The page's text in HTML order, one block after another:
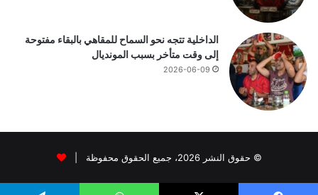
الداخلية تتجه نحو السماح للمقاهي بالبقاء مفتوحة
إلى وقت متأخر بسبب المونديال
2026-06-09
© حقوق النشر 2026، جميع الحقوق محفوظة |